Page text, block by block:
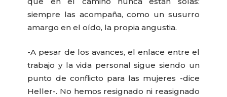
siempre las acompaña, como un susurro
amargo en el oído, la propia angustia.
-A pesar de los avances, el enlace entre el
trabajo y la vida personal sigue siendo un
punto de conflicto para las mujeres -dice
Heller-. No hemos resignado ni reasignado